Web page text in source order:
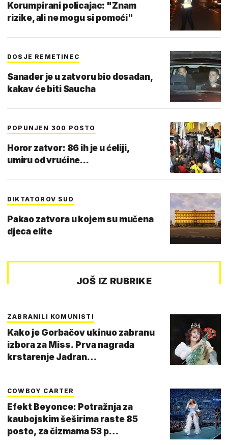
Korumpirani policajac: "Znam
rizike, ali ne mogu si pomoći"
DOSJE REMETINEC
Sanader je u zatvoru bio dosadan,
kakav će biti Saucha
POPUNJEN 300 POSTO
Horor zatvor: 86 ih je u ćeliji,
umiru od vrućine...
DIKTATOROV SUD
Pakao zatvora u kojem su mučena
djeca elite
JOŠ IZ RUBRIKE
ZABRANILI KOMUNISTI
Kako je Gorbačov ukinuo zabranu
izbora za Miss. Prva nagrada
krstarenje Jadran…
COWBOY CARTER
Efekt Beyonce: Potražnja za
kaubojskim šeširima raste 85
posto, za čizmama 53 p…